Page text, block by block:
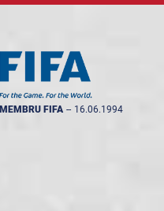
MEMBRU FIFA -- 16.06.1994